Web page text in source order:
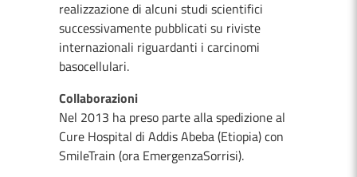
realizzazione di alcuni studi scientifici
successivamente pubblicati su riviste
internazionali riguardanti i carcinomi
basocellulari.
Collaborazioni
Nel 2013 ha preso parte alla spedizione al
Cure Hospital di Addis Abeba (Etiopia) con
SmileTrain (ora EmergenzaSorrisi).